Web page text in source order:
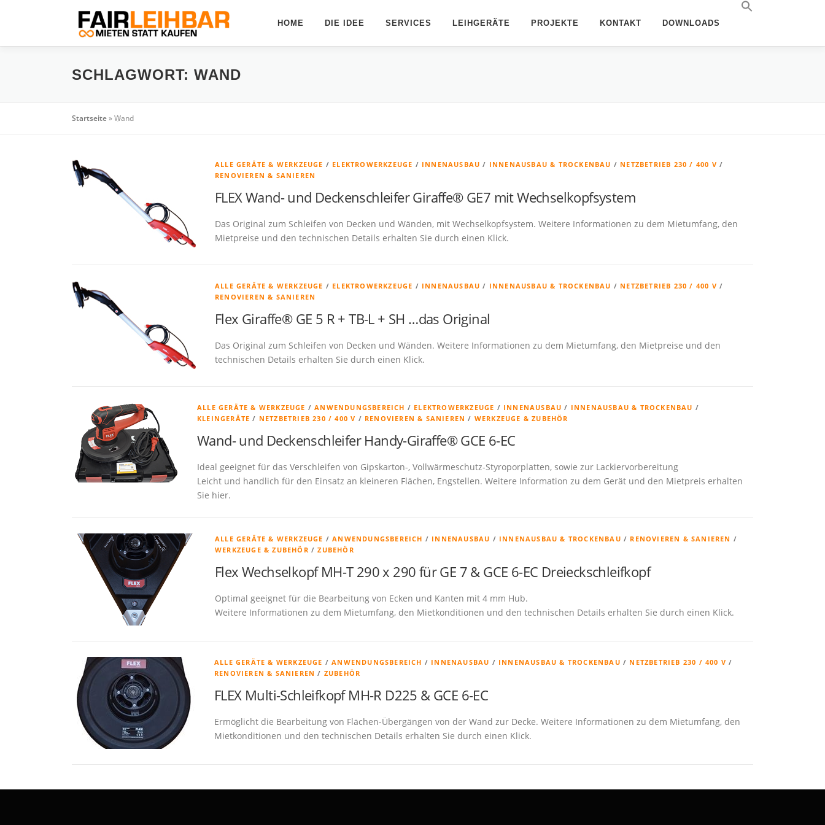
HOME DIE IDEE SERVICES LEIHGERÄTE PROJEKTE KONTAKT DOWNLOADS
SCHLAGWORT: WAND
Startseite»Wand
ALLE GERÄTE & WERKZEUGE / ELEKTROWERKZEUGE / INNENAUSBAU / INNENAUSBAU & TROCKENBAU / NETZBETRIEB 230 / 400 V /
RENOVIEREN & SANIEREN
FLEX Wand- und Deckenschleifer Giraffe® GE7 mit Wechselkopfsystem
Das Original zum Schleifen von Decken und Wänden, mit Wechselkopfsystem. Weitere Informationen zu dem Mietumfang, den
Mietpreise und den technischen Details erhalten Sie durch einen Klick.
ALLE GERÄTE & WERKZEUGE / ELEKTROWERKZEUGE / INNENAUSBAU / INNENAUSBAU & TROCKENBAU / NETZBETRIEB 230 / 400 V /
RENOVIEREN & SANIEREN
Flex Giraffe® GE 5 R + TB-L + SH …das Original
Das Original zum Schleifen von Decken und Wänden. Weitere Informationen zu dem Mietumfang, den Mietpreise und den
technischen Details erhalten Sie durch einen Klick.
ALLE GERÄTE & WERKZEUGE /ANWENDUNGSBEREICH / ELEKTROWERKZEUGE / INNENAUSBAU / INNENAUSBAU & TROCKENBAU /
KLEINGERÄTE / NETZBETRIEB 230 / 400 V / RENOVIEREN & SANIEREN / WERKZEUGE & ZUBEHÖR
Wand- und Deckenschleifer Handy-Giraffe® GCE 6-EC
Ideal geeignet für das Verschleifen von Gipskarton-, Vollwärmeschutz-Styroporplatten, sowie zur Lackiervorbereitung
Leicht und handlich für den Einsatz an kleineren Flächen, Engstellen. Weitere Information zu dem Gerät und den Mietpreis erhalten
Sie hier.
ALLE GERÄTE & WERKZEUGE /ANWENDUNGSBEREICH / INNENAUSBAU / INNENAUSBAU & TROCKENBAU / RENOVIEREN & SANIEREN /
WERKZEUGE & ZUBEHÖR /ZUBEHÖR
Flex Wechselkopf MH-T 290 x 290 für GE 7 & GCE 6-EC Dreieckschleifkopf
Optimal geeignet für die Bearbeitung von Ecken und Kanten mit 4 mm Hub.
Weitere Informationen zu dem Mietumfang, den Mietkonditionen und den technischen Details erhalten Sie durch einen Klick.
ALLE GERÄTE & WERKZEUGE /ANWENDUNGSBEREICH / INNENAUSBAU / INNENAUSBAU & TROCKENBAU / NETZBETRIEB 230 / 400 V /
RENOVIEREN & SANIEREN / ZUBEHÖR
FLEX Multi-Schleifkopf MH-R D225 & GCE 6-EC
Ermöglicht die Bearbeitung von Flächen-Übergängen von der Wand zur Decke. Weitere Informationen zu dem Mietumfang, den
Mietkonditionen und den technischen Details erhalten Sie durch einen Klick.